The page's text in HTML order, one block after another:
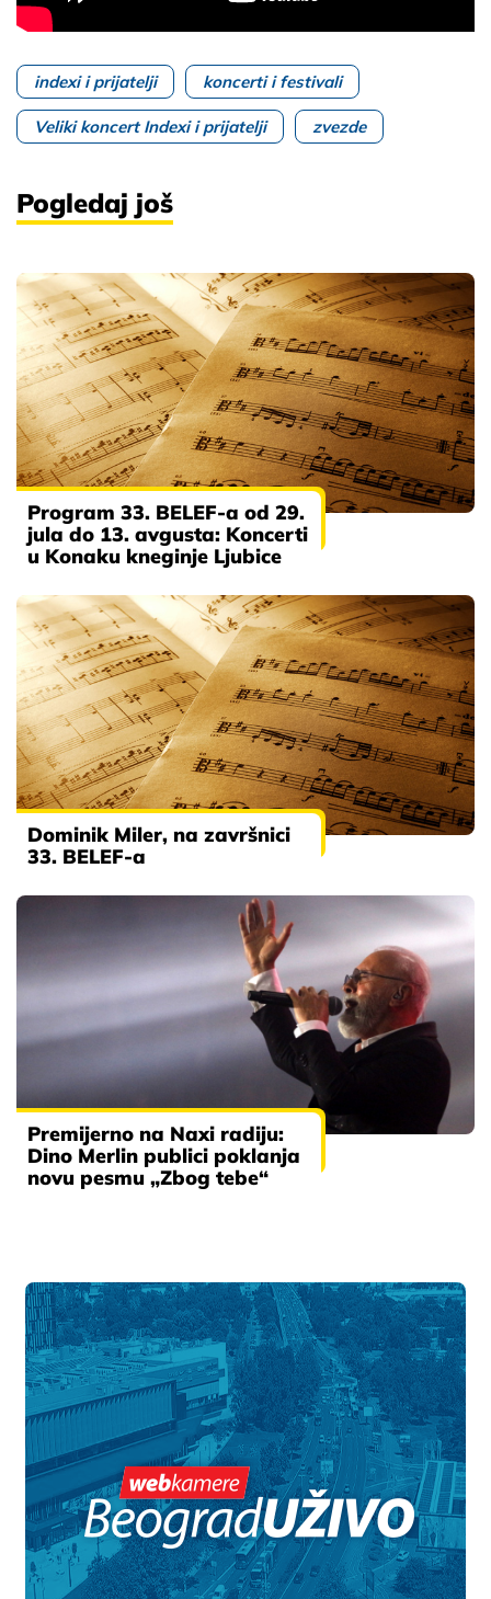
indexi i prijatelji koncerti i festivali
Veliki koncert Indexi i prijatelji zvezde
Pogledaj još
Program 33. BELEF-a od 29.
jula do 13. avgusta: Koncerti
u Konaku kneginje Ljubice
Dominik Miler, na završnici
33. BELEF-a
Premijerno na Naxi radiju:
Dino Merlin publici poklanja
novu pesmu „Zbog tebe“